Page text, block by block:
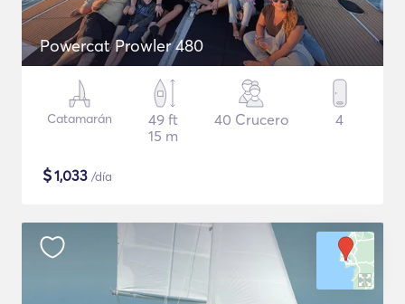
Powercat Prowler 480
Catamarán
49 ft
15 m
40 Crucero 4
$1,033 /día